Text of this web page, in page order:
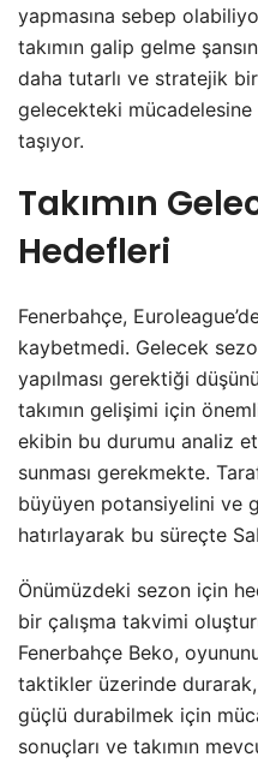
yapmasına sebep
takımın galip gelme
daha tutarlı ve stratejik
gelecekteki mücadelesine
taşıyor.
Takımın
Hedefleri
Fenerbahçe,
kaybetmedi. Gelecek
yapılması gerektiği
takımın gelişimi için
ekibin bu durumu analiz
sunması gerekmekte.
büyüyen potansiyelini ve
hatırlayarak bu süreçte
Önümüzdeki sezon için
bir çalışma takvimi
Fenerbahçe Beko,
taktikler üzerinde durarak,
güçlü durabilmek için
sonuçları ve takımın